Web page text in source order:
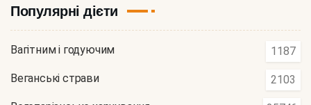
Популярні дієти
Вагітним і годуючим 1187
Веганські страви 2103